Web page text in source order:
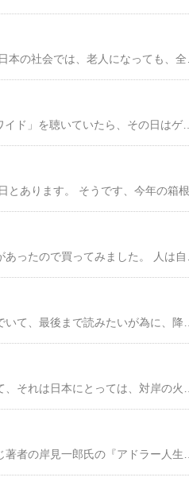
平日に休みを取り、TBSラジオの「大沢悠里のゆうゆうワイド」を聴いていたら、その日はゲストに大胡田誠さんという方が出演していました。 大胡田さんのことは知らなかったのですが、ラジオで話している内容に興味を持ち、大胡田さんが、弁護士の資格にチャレンジして、何度も不合格になり、受験をもう止めようかと母親にこぼしたら、母親から「人生で迷ったときには、自分の心が『温かい』と思う方を選びなさい」と言われたそうです。 その言葉が妙に心に引っかかり、早速図書館で大胡田さんが書いた本を借りてきて読んでみました。 １２歳で失明し、東京へ出て寮生活しながら高校へ進学して、大学、大学院を経て弁護士を目指した内容です。 全盲のため、普通の人が当たり前にできていることが出来なかったり、不自由な部分も多かったと思いますが、周りの人たちに助けられて、夢を実現させたのは凄いと思います。 全盲でありながら、誰かの役に立ちたい、そういう心掛けは、見習うところが多いと多いと思いました。 僕も何かに迷った時は、自分の心が『温かい』と思う方を選んで、生きていきたいと思います。 全盲の僕が弁護士になった理由 [ 大胡田誠 ]